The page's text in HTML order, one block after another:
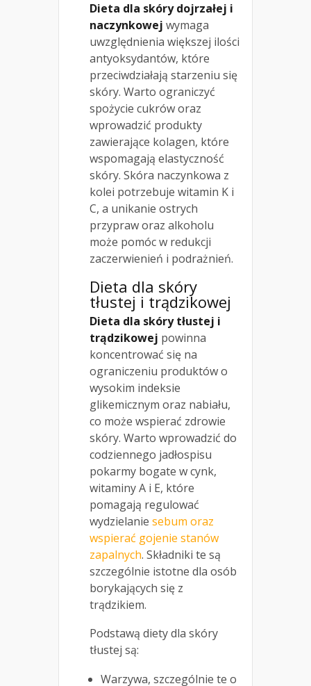
Dieta dla skóry dojrzałej i
naczynkowej wymaga
uwzględnienia większej ilości
antyoksydantów, które
przeciwdziałają starzeniu się
skóry. Warto ograniczyć
spożycie cukrów oraz
wprowadzić produkty
zawierające kolagen, które
wspomagają elastyczność
skóry. Skóra naczynkowa z
kolei potrzebuje witamin K i
C, a unikanie ostrych
przypraw oraz alkoholu
może pomóc w redukcji
zaczerwienień i podrażnień.
Dieta dla skóry
tłustej i trądzikowej
Dieta dla skóry tłustej i
trądzikowej powinna
koncentrować się na
ograniczeniu produktów o
wysokim indeksie
glikemicznym oraz nabiału,
co może wspierać zdrowie
skóry. Warto wprowadzić do
codziennego jadłospisu
pokarmy bogate w cynk,
witaminy A i E, które
pomagają regulować
wydzielanie sebum oraz
wspierać gojenie stanów
zapalnych. Składniki te są
szczególnie istotne dla osób
borykających się z
trądzikiem.
Podstawą diety dla skóry
tłustej są:
Warzywa, szczególnie te o